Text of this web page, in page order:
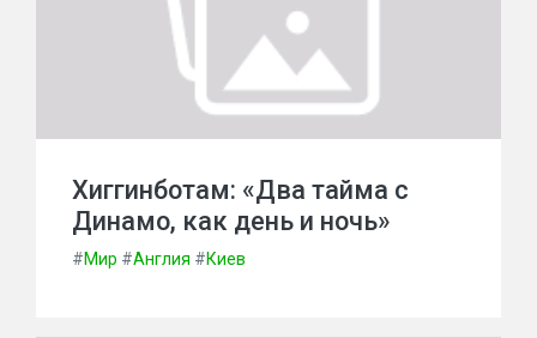
Хиггинботам: «Два тайма с
Динамо, как день и ночь»
#Мир #Англия #Киев